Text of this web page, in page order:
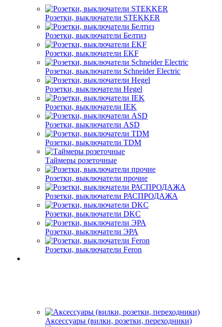
Розетки, выключатели STEKKER
Розетки, выключатели Белтиз
Розетки, выключатели EKF
Розетки, выключатели Schneider Electric
Розетки, выключатели Hegel
Розетки, выключатели IEK
Розетки, выключатели ASD
Розетки, выключатели TDM
Таймеры розеточные
Розетки, выключатели прочие
Розетки, выключатели РАСПРОДАЖА
Розетки, выключатели DKC
Розетки, выключатели ЭРА
Розетки, выключатели Feron
Аксессуары (вилки, розетки, переходники)